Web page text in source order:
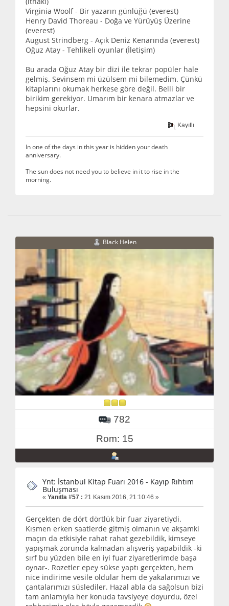
Virginia Woolf - Bir yazarın günlüğü (everest)
Henry David Thoreau - Doğa ve Yürüyüş Üzerine
(everest)
August Strindberg - Açık Deniz Kenarında (everest)
Oğuz Atay - Tehlikeli oyunlar (İletişim)
Bu arada Oğuz Atay bir dizi ile tekrar popüler hale
gelmiş. Sevinsem mi üzülsem mi bilemedim. Çünkü
kitaplarını okumak herkese göre değil. Belli bir
birikim gerekiyor. Umarım bir kenara atmazlar ve
hepsini okurlar.
Kayıtlı
In one of the days in this year is hidden your death
anniversary.
The sun does not need you to believe in it to rise in the
morning.
Black Helen
782
Rom: 15
Ynt: İstanbul Kitap Fuarı 2016 - Kayıp Rıhtım
Buluşması
« Yanıtla #57 : 21 Kasım 2016, 21:10:46 »
Gerçekten de dört dörtlük bir fuar ziyaretiydi.
Kısmen erken saatlerde gitmiş olmanın ve akşamki
maçın da etkisiyle rahat rahat gezebildik, kimseye
yapışmak zorunda kalmadan alışveriş yapabildik -ki
sırf bu yüzden bile en iyi fuar ziyaretlerimde başa
oynar-. Rozetler epey sükse yaptı gerçekten, hem
nice indirime vesile oldular hem de yakalarımızı ve
çantalarımızı süslediler. Hazal abla da sağolsun bizi
tam anlamıyla her konuda tavsiyeye doyurdu, özel